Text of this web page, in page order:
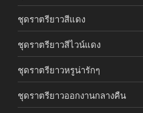
ชุดราตรียาวสีแดง
ชุดราตรียาวสีไวน์แดง
ชุดราตรียาวหรูน่ารักๆ
ชุดราตรียาวออกงานกลางคืน